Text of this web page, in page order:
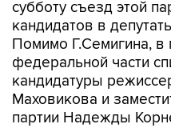
субботу съезд этой
кандидатов в
Помимо Г.Семигина, в
федеральной части
кандидатуры
Маховикова и
партии Надежды